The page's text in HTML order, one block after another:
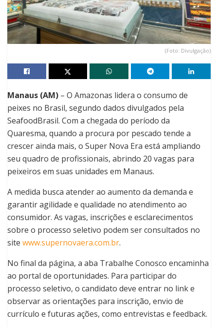
(Foto: Divulgação)
Manaus (AM) – O Amazonas lidera o consumo de
peixes no Brasil, segundo dados divulgados pela
SeafoodBrasil. Com a chegada do período da
Quaresma, quando a procura por pescado tende a
crescer ainda mais, o Super Nova Era está ampliando
seu quadro de profissionais, abrindo 20 vagas para
peixeiros em suas unidades em Manaus.
A medida busca atender ao aumento da demanda e
garantir agilidade e qualidade no atendimento ao
consumidor. As vagas, inscrições e esclarecimentos
sobre o processo seletivo podem ser consultados no
site www.supernovaera.com.br.
No final da página, a aba Trabalhe Conosco encaminha
ao portal de oportunidades. Para participar do
processo seletivo, o candidato deve entrar no link e
observar as orientações para inscrição, envio de
currículo e futuras ações, como entrevistas e feedback.